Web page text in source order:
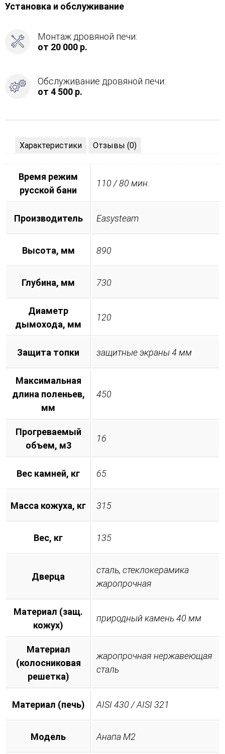
Установка и обслуживание
Монтаж дровяной печи:
от 20 000 р.
Обслуживание дровяной печи:
от 4 500 р.
Характеристики Отзывы (0)
Время режим
русской бани
110 / 80 мин.
Производитель Easysteam
Высота, мм 890
Глубина, мм 730
Диаметр
дымохода, мм
120
Защита топки защитные экраны 4 мм
Максимальная
длина поленьев,
мм
450
Прогреваемый
объем, м3
16
Вес камней, кг 65
Масса кожуха, кг 315
Вес, кг 135
Дверца
сталь, стеклокерамика
жаропрочная
Материал (защ.
кожух)
природный камень 40 мм
Материал
(колосниковая
решетка)
жаропрочная нержавеющая
сталь
Материал (печь) AISI 430 / AISI 321
Модель Анапа М2